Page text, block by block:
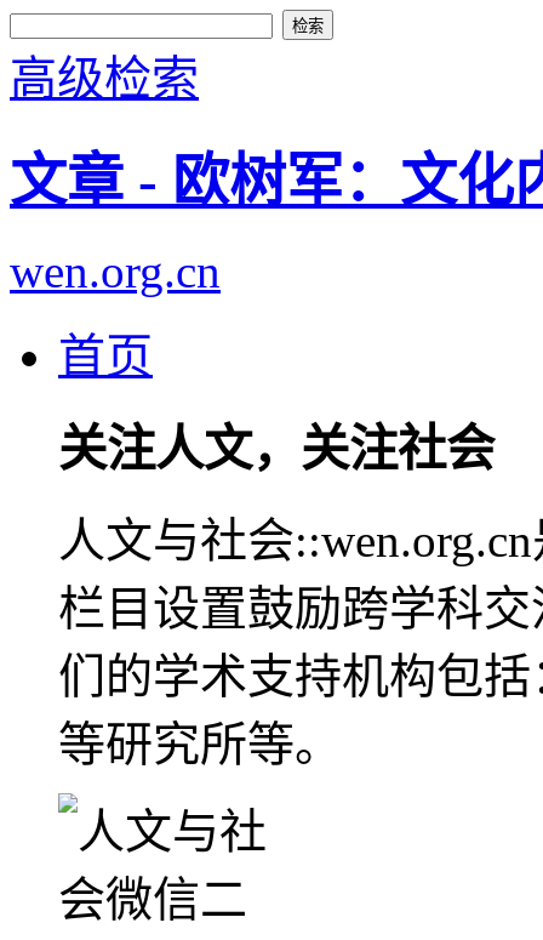
高级检索
文章 - 欧树军：文化
wen.org.cn
首页
关注人文，关注社会
人文与社会
栏目设置鼓励跨学科
们的学术支持机构包
等研究所等。